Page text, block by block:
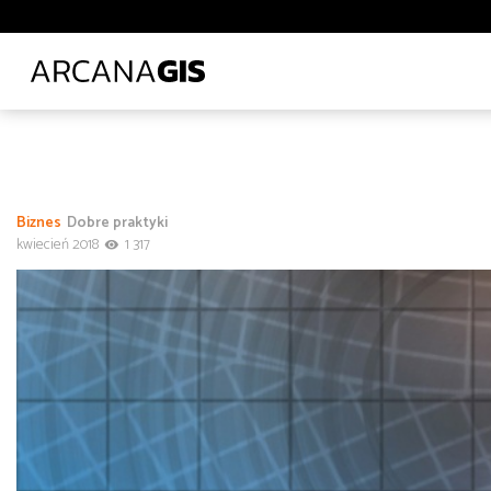
Biblioteki i muzea Ciepłownictwo Energetyka
Leśnictwo
Logistyka
Polecane tematy
od do
Infrastruktura i telekomunikacja
Biznes Dobre praktyki
kwiecień 2018
1 317